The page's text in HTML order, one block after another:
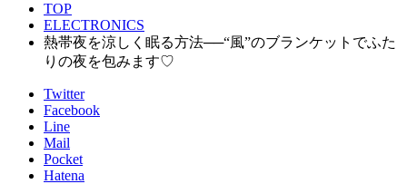
TOP
ELECTRONICS
熱帯夜を涼しく眠る方法──“風”のブランケットでふた
りの夜を包みます♡
Twitter
Facebook
Line
Mail
Pocket
Hatena